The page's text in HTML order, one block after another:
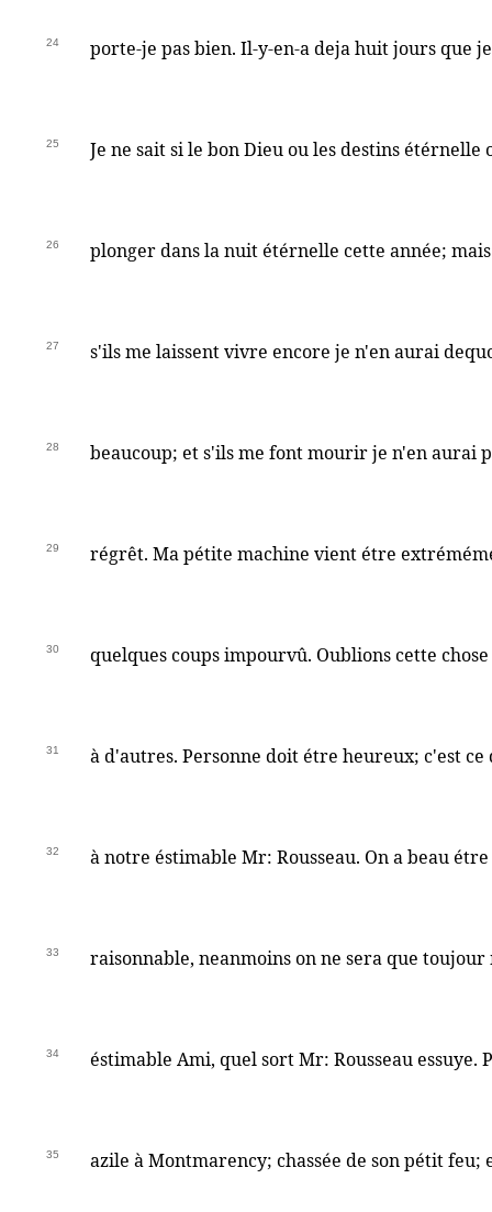
24 porte-je pas bien. Il-y-en-a deja huit jours que
25 Je ne sait si le bon Dieu ou les destins étérnelle
26 plonger dans la nuit étérnelle cette année;
27 s'ils me laissent vivre encore je n'en aurai
28 beaucoup; et s'ils me font mourir je n'en aurai
29 régrêt. Ma pétite machine vient étre
30 quelques coups impourvû. Oublions cette
31 à d'autres. Personne doit étre heureux; c'est ce
32 à notre éstimable Mr: Rousseau. On a beau
33 raisonnable, neanmoins on ne sera que
34 éstimable Ami, quel sort Mr: Rousseau essuye.
35 azile à Montmarency; chassée de son pétit